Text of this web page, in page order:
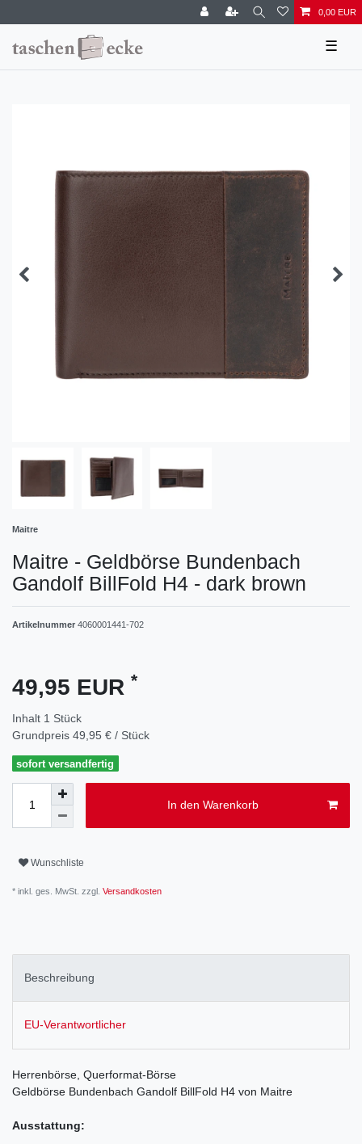
0,00 EUR
☰
Maitre
Maitre - Geldbörse Bundenbach
Gandolf BillFold H4 - dark brown
Artikelnummer 4060001441-702
49,95 EUR *
Inhalt 1 Stück
Grundpreis 49,95 € / Stück
sofort versandfertig
In den Warenkorb
Wunschliste
* inkl. ges. MwSt. zzgl. Versandkosten
Beschreibung
EU-Verantwortlicher
Herrenbörse, Querformat-Börse
Geldbörse Bundenbach Gandolf BillFold H4 von Maitre
Ausstattung: